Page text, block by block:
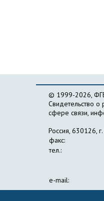
© 1999-2026,
Свидетельство
сфере связи,
Россия, 630126,
факс:
тел.:
e-mail: